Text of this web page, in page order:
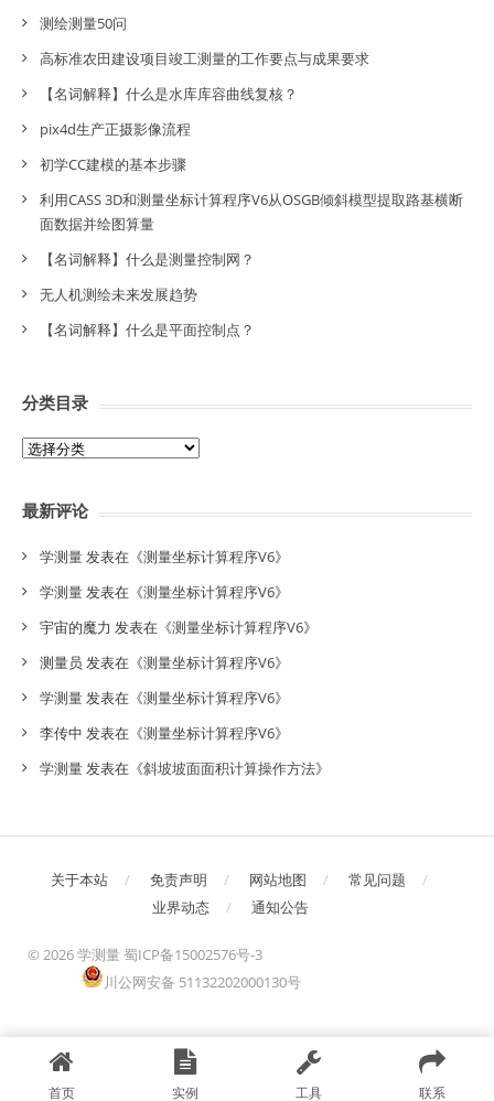
测绘测量50问
高标准农田建设项目竣工测量的工作要点与成果要求
【名词解释】什么是水库库容曲线复核？
pix4d生产正摄影像流程
初学CC建模的基本步骤
利用CASS 3D和测量坐标计算程序V6从OSGB倾斜模型提取路基横断
面数据并绘图算量
【名词解释】什么是测量控制网？
无人机测绘未来发展趋势
【名词解释】什么是平面控制点？
分类目录
分
录
最新评论
学测量发表在《测量坐标计算程序V6》
学测量发表在《测量坐标计算程序V6》
宇宙的魔力 发表在《测量坐标计算程序V6》
测量员 发表在《测量坐标计算程序V6》
学测量发表在《测量坐标计算程序V6》
李传中 发表在《测量坐标计算程序V6》
学测量发表在《斜坡坡面面积计算操作方法》
关于本站 免责声明 网站地图
常见问题
业界动态
通知公告
© 2026 学测量 蜀ICP备15002576号-3
川公网安备 51132202000130号
首页 实例 工具 联系